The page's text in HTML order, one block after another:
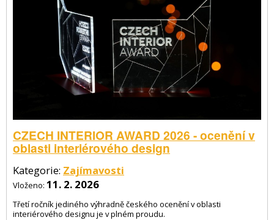
CZECH INTERIOR AWARD 2026 - ocenění v
oblasti interiérového design
Kategorie: Zajímavosti
Vloženo: 11. 2. 2026
Třetí ročník jediného výhradně českého ocenění v oblasti
interiérového designu je v plném proudu.